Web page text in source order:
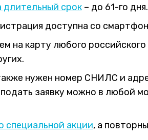
длительный срок– до 61-го дня.
доступна со
на карту любого российского
нужен номер СНИЛС и
заявку можно в любой
специальной акции, а